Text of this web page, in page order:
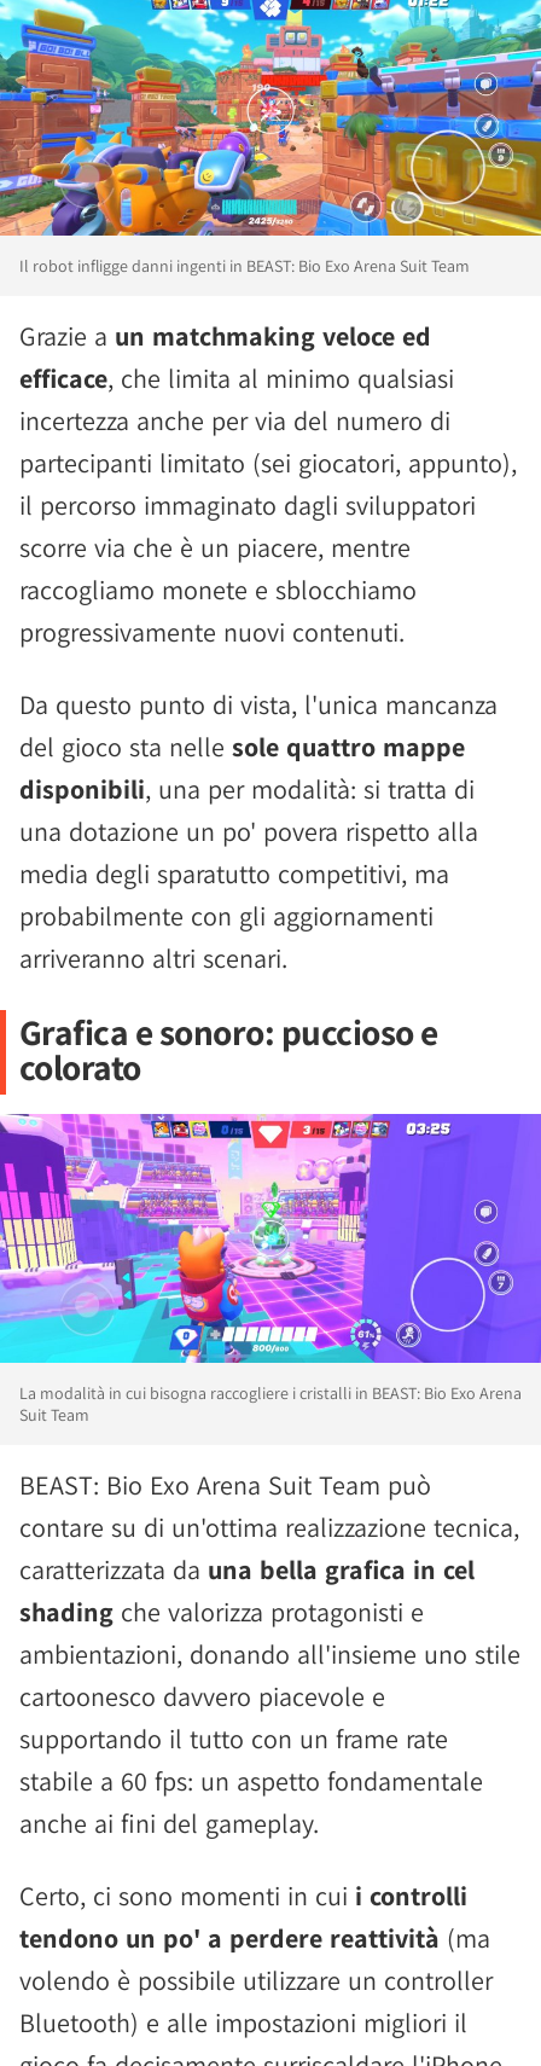
Il robot infligge danni ingenti in BEAST: Bio Exo Arena Suit Team
Grazie a un matchmaking veloce ed
efficace, che limita al minimo qualsiasi
incertezza anche per via del numero di
partecipanti limitato (sei giocatori, appunto),
il percorso immaginato dagli sviluppatori
scorre via che è un piacere, mentre
raccogliamo monete e sblocchiamo
progressivamente nuovi contenuti.
Da questo punto di vista, l'unica mancanza
del gioco sta nelle sole quattro mappe
disponibili, una per modalità: si tratta di
una dotazione un po' povera rispetto alla
media degli sparatutto competitivi, ma
probabilmente con gli aggiornamenti
arriveranno altri scenari.
Grafica e sonoro: puccioso e
colorato
La modalità in cui bisogna raccogliere i cristalli in BEAST: Bio Exo Arena
Suit Team
BEAST: Bio Exo Arena Suit Team può
contare su di un'ottima realizzazione tecnica,
caratterizzata da una bella grafica in cel
shading che valorizza protagonisti e
ambientazioni, donando all'insieme uno stile
cartoonesco davvero piacevole e
supportando il tutto con un frame rate
stabile a 60 fps: un aspetto fondamentale
anche ai fini del gameplay.
Certo, ci sono momenti in cui i controlli
tendono un po' a perdere reattività (ma
volendo è possibile utilizzare un controller
Bluetooth) e alle impostazioni migliori il